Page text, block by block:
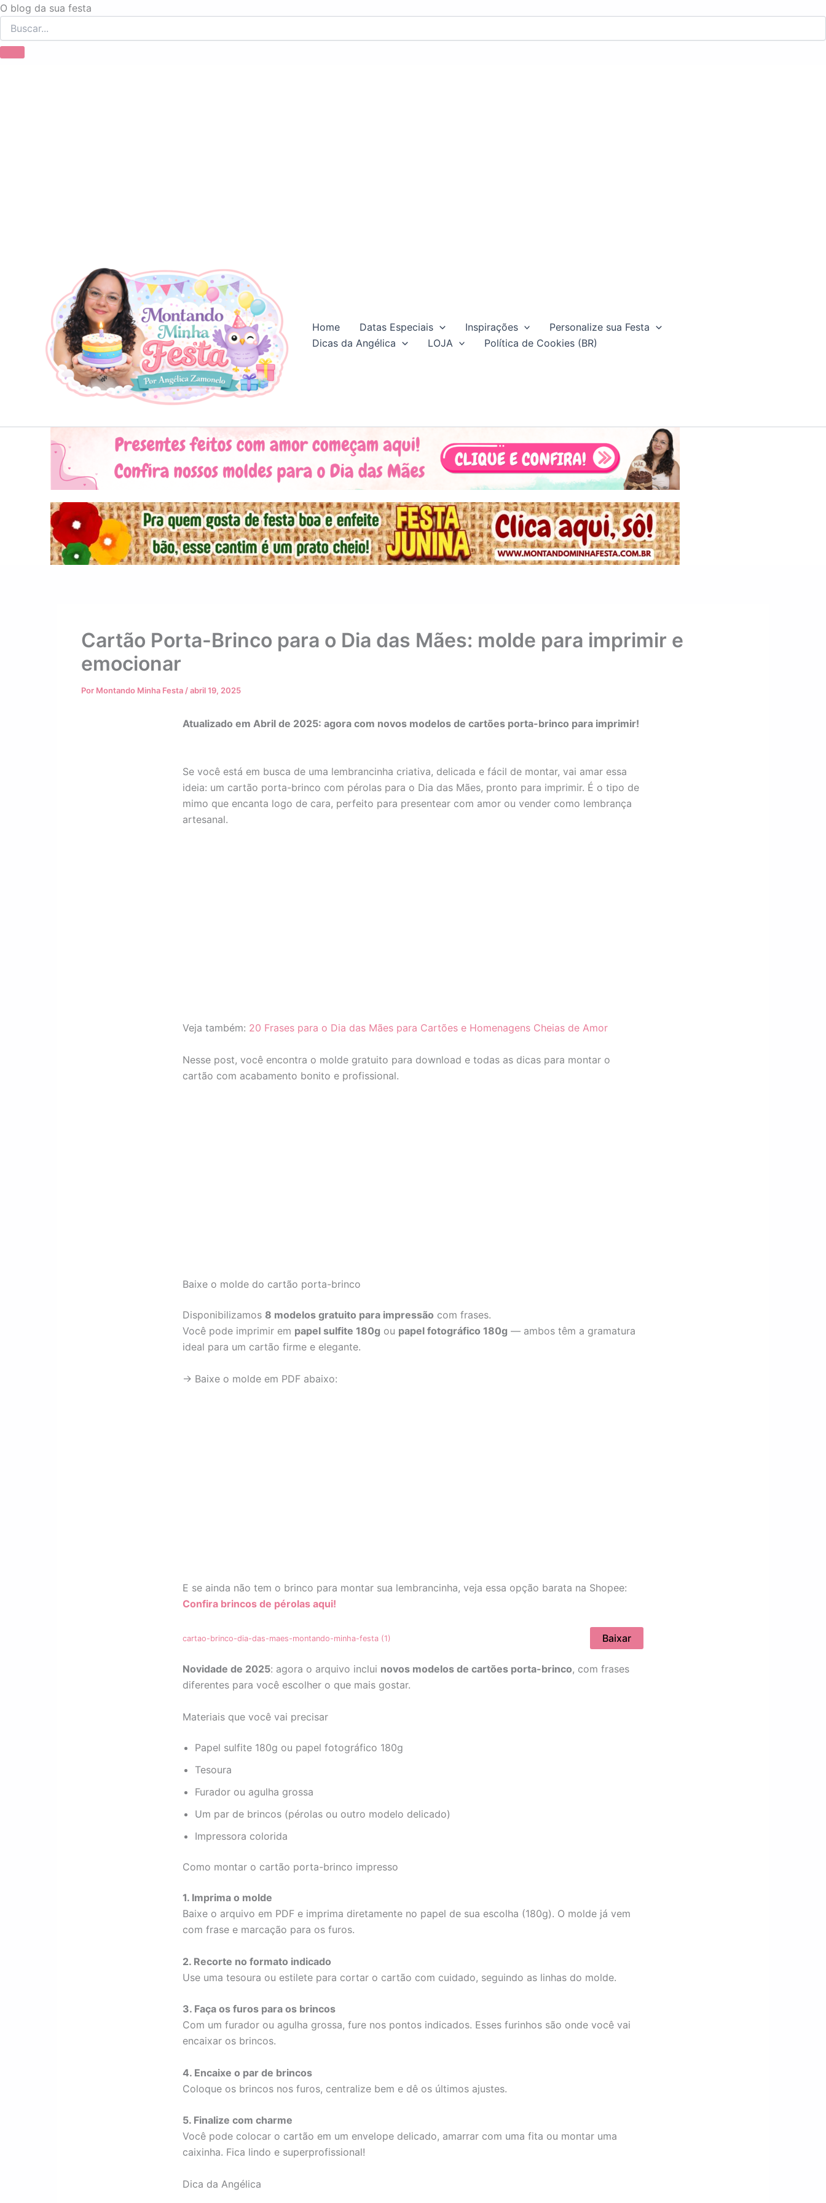
O blog da sua festa
Ir
para
o
conteúdo
Home Datas Especiais Inspirações
Personalize sua Festa
Dicas da Angélica
LOJA Política de Cookies (BR)
Cartão Porta-Brinco para o Dia das Mães: molde para imprimir e
emocionar
Por Montando Minha Festa /abril 19, 2025
Atualizado em Abril de 2025: agora com novos modelos de cartões porta-brinco para imprimir!
Se você está em busca de uma lembrancinha criativa, delicada e fácil de montar, vai amar essa
ideia: um cartão porta-brinco com pérolas para o Dia das Mães, pronto para imprimir. É o tipo de
mimo que encanta logo de cara, perfeito para presentear com amor ou vender como lembrança
artesanal.
Veja também: 20 Frases para o Dia das Mães para Cartões e Homenagens Cheias de Amor
Nesse post, você encontra o molde gratuito para download e todas as dicas para montar o
cartão com acabamento bonito e profissional.
Baixe o molde do cartão porta-brinco
Disponibilizamos 8 modelos gratuito para impressão com frases.
Você pode imprimir em papel sulfite 180g ou papel fotográfico 180g — ambos têm a gramatura
ideal para um cartão firme e elegante.
→ Baixe o molde em PDF abaixo:
E se ainda não tem o brinco para montar sua lembrancinha, veja essa opção barata na Shopee:
Confira brincos de pérolas aqui!
cartao-brinco-dia-das-maes-montando-minha-festa (1) Baixar
Novidade de 2025: agora o arquivo inclui novos modelos de cartões porta-brinco, com frases
diferentes para você escolher o que mais gostar.
Materiais que você vai precisar
Papel sulfite 180g ou papel fotográfico 180g
Tesoura
Furador ou agulha grossa
Um par de brincos (pérolas ou outro modelo delicado)
Impressora colorida
Como montar o cartão porta-brinco impresso
1. Imprima o molde
Baixe o arquivo em PDF e imprima diretamente no papel de sua escolha (180g). O molde já vem
com frase e marcação para os furos.
2. Recorte no formato indicado
Use uma tesoura ou estilete para cortar o cartão com cuidado, seguindo as linhas do molde.
3. Faça os furos para os brincos
Com um furador ou agulha grossa, fure nos pontos indicados. Esses furinhos são onde você vai
encaixar os brincos.
4. Encaixe o par de brincos
Coloque os brincos nos furos, centralize bem e dê os últimos ajustes.
5. Finalize com charme
Você pode colocar o cartão em um envelope delicado, amarrar com uma fita ou montar uma
caixinha. Fica lindo e superprofissional!
Dica da Angélica